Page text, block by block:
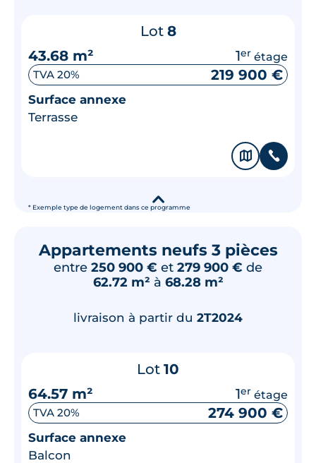
* Exemple type de logement dans ce programme
Lot 8
43.68 m²
1er étage
TVA 20% 219 900 €
Surface annexe
Terrasse
🗞 📞
▾
Appartements neufs 3 pièces
entre 250 900 € et 279 900 € de
62.72 m² à 68.28 m²
livraison à partir du 2T2024
Lot 10
64.57 m²
1er étage
TVA 20% 274 900 €
Surface annexe
Balcon